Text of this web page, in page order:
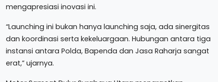
mengapresiasi inovasi ini.
“Launching ini bukan hanya launching saja, ada sinergitas
dan koordinasi serta kekeluargaan. Hubungan antara tiga
instansi antara Polda, Bapenda dan Jasa Raharja sangat
erat,” ujarnya.